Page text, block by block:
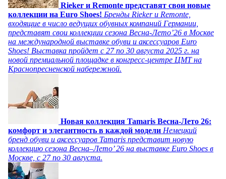
Rieker и Remonte представят свои новые
коллекции на Euro Shoes! Бренды Rieker и Remonte,
входящие в число ведущих обувных компаний Германии,
представят свои коллекции сезона Весна-Лето’26 в Москве
на международной выставке обуви и аксессуаров Euro
Shoes! Выставка пройдет c 27 по 30 августа 2025 г. на
новой премиальной площадке в конгресс-центре ЦМТ на
Краснопресненской набережной.
Новая коллекция Tamaris Весна-Лето 26:
комфорт и элегантность в каждой модели Немецкий
бренд обуви и аксессуаров Tamaris представит новую
коллекцию сезона Весна–Лето’ 26 на выставке Euro Shoes в
Москве, с 27 по 30 августа.